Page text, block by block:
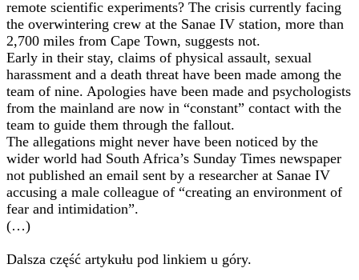
remote scientific experiments? The crisis currently facing
the overwintering crew at the Sanae IV station, more than
2,700 miles from Cape Town, suggests not.
Early in their stay, claims of physical assault, sexual
harassment and a death threat have been made among the
team of nine. Apologies have been made and psychologists
from the mainland are now in “constant” contact with the
team to guide them through the fallout.
The allegations might never have been noticed by the
wider world had South Africa’s Sunday Times newspaper
not published an email sent by a researcher at Sanae IV
accusing a male colleague of “creating an environment of
fear and intimidation”.
(…)
Dalsza część artykułu pod linkiem u góry.